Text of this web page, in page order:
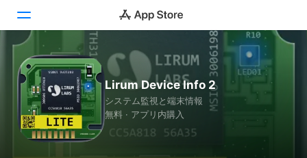
Today
ゲーム
アプリ
Lirum Device Info 2
システム監視と端末情報
無料 · アプリ内購入